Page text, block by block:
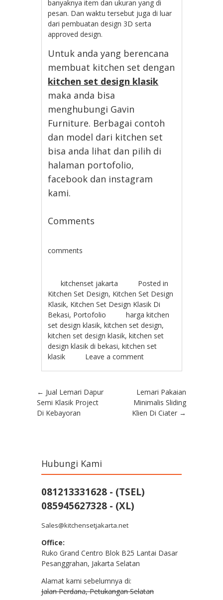
banyaknya item dan ukuran yang di
pesan. Dan waktu tersebut juga di luar
dari pembuatan design 3D serta
approved design.
Untuk anda yang berencana
membuat kitchen set dengan
kitchen set design klasik
maka anda bisa
menghubungi Gavin
Furniture. Berbagai contoh
dan model dari kitchen set
bisa anda lihat dan pilih di
halaman portofolio,
facebook dan instagram
kami.
Comments
comments
kitchenset jakarta
Posted in
Kitchen Set Design, Kitchen Set Design
Klasik, Kitchen Set Design Klasik Di
Bekasi, Portofolio
harga kitchen
set design klasik,kitchen set design,
kitchen set design klasik,kitchen set
design klasik di bekasi,kitchen set
klasik
Leave a comment
Post navigation
← Jual Lemari Dapur
Semi Klasik Project
Di Kebayoran
Lemari Pakaian
Minimalis Sliding
Klien Di Ciater →
Hubungi Kami
081213331628 - (TSEL)
085945627328 - (XL)
Sales@kitchensetjakarta.net
Office:
Ruko Grand Centro Blok B25 Lantai Dasar
Pesanggrahan, Jakarta Selatan
Alamat kami sebelumnya di:
Jalan Perdana, Petukangan Selatan